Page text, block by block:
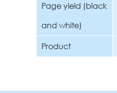
Page yield (black
and white)
Product